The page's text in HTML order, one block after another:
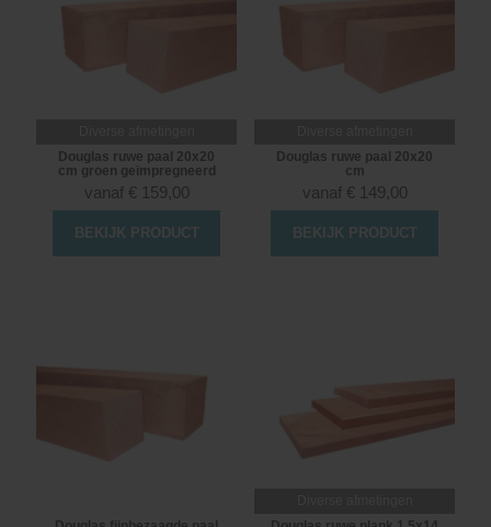
Douglas ruwe paal 20x20
cm groen geïmpregneerd
vanaf € 159,00
BEKIJK PRODUCT
Douglas ruwe paal 20x20
cm
vanaf € 149,00
BEKIJK PRODUCT